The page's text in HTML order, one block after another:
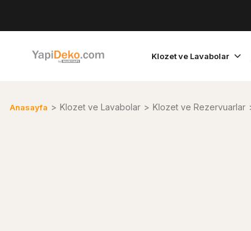
Klozet ve Lavabolar
Anasayfa Klozet ve Lavabolar Klozet ve Rezervuarlar